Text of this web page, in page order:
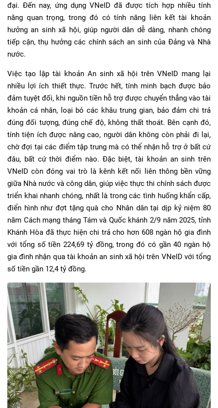
đại. Đến nay, ứng dụng VNeID đã được tích hợp nhiều tính
năng quan trọng, trong đó có tính năng liên kết tài khoản
hưởng an sinh xã hội, giúp người dân dễ dàng, nhanh chóng
tiếp cận, thụ hưởng các chính sách an sinh của Đảng và Nhà
nước.
Việc tạo lập tài khoản An sinh xã hội trên VNeID mang lại
nhiều lợi ích thiết thực. Trước hết, tính minh bạch được bảo
đảm tuyệt đối, khi nguồn tiền hỗ trợ được chuyển thẳng vào tài
khoản cá nhân, loại bỏ các khâu trung gian, bảo đảm chi trả
đúng đối tượng, đúng chế độ, không thất thoát. Bên cạnh đó,
tính tiện ích được nâng cao, người dân không còn phải đi lại,
chờ đợi tại các điểm tập trung mà có thể nhận hỗ trợ ở bất cứ
đâu, bất cứ thời điểm nào. Đặc biệt, tài khoản an sinh trên
VNeID còn đóng vai trò là kênh kết nối liên thông bền vững
giữa Nhà nước và công dân, giúp việc thực thi chính sách được
triển khai nhanh chóng, nhất là trong các tình huống khẩn cấp,
điển hình như đợt tặng quà cho Nhân dân tại dịp kỷ niệm 80
năm Cách mạng tháng Tám và Quốc khánh 2/9 năm 2025, tỉnh
Khánh Hòa đã thực hiện chi trả cho hơn 608 ngàn hộ gia đình
với tổng số tiền 224,69 tỷ đồng, trong đó có gần 40 ngàn hộ
gia đình nhận qua tài khoản an sinh xã hội trên VNeID với tổng
số tiền gần 12,4 tỷ đồng.